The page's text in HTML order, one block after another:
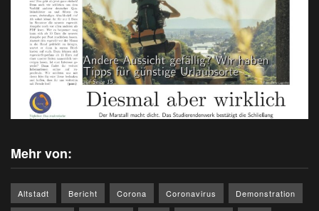
Mehr von:
Altstadt Bericht Corona Coronavirus Demonstration